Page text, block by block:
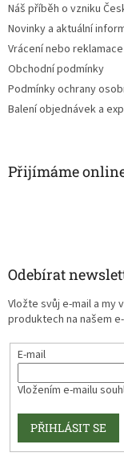
Náš příběh o vzniku
Novinky a aktuální
Vrácení nebo
Obchodní podmínky
Podmínky ochrany
Balení objednávek a
Přijímáme
Odebírat
Vložte svůj e-mail a my
produktech na našem
E-mail
Vložením e-mailu
PŘIHLÁSIT SE